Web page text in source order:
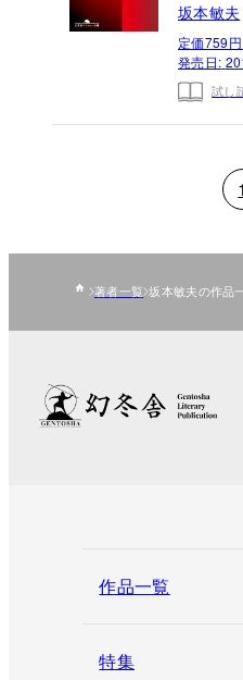
坂本敏夫
定価759
発売日:
試し
1
著者一覧 坂本敏夫の作品
作品一覧
特集